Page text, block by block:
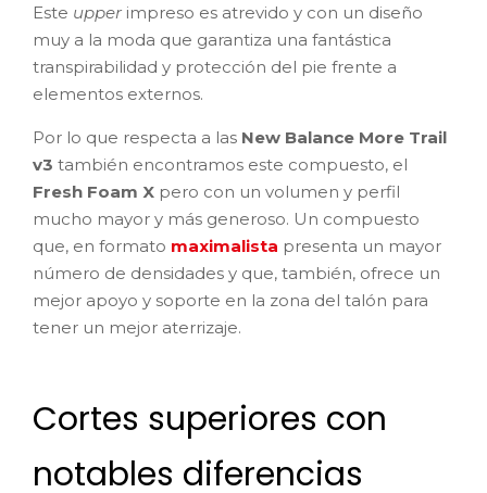
Este upper impreso es atrevido y con un diseño
muy a la moda que garantiza una fantástica
transpirabilidad y protección del pie frente a
elementos externos.
Por lo que respecta a las New Balance More Trail
v3 también encontramos este compuesto, el
Fresh Foam X pero con un volumen y perfil
mucho mayor y más generoso. Un compuesto
que, en formato maximalista presenta un mayor
número de densidades y que, también, ofrece un
mejor apoyo y soporte en la zona del talón para
tener un mejor aterrizaje.
Cortes superiores con
notables diferencias